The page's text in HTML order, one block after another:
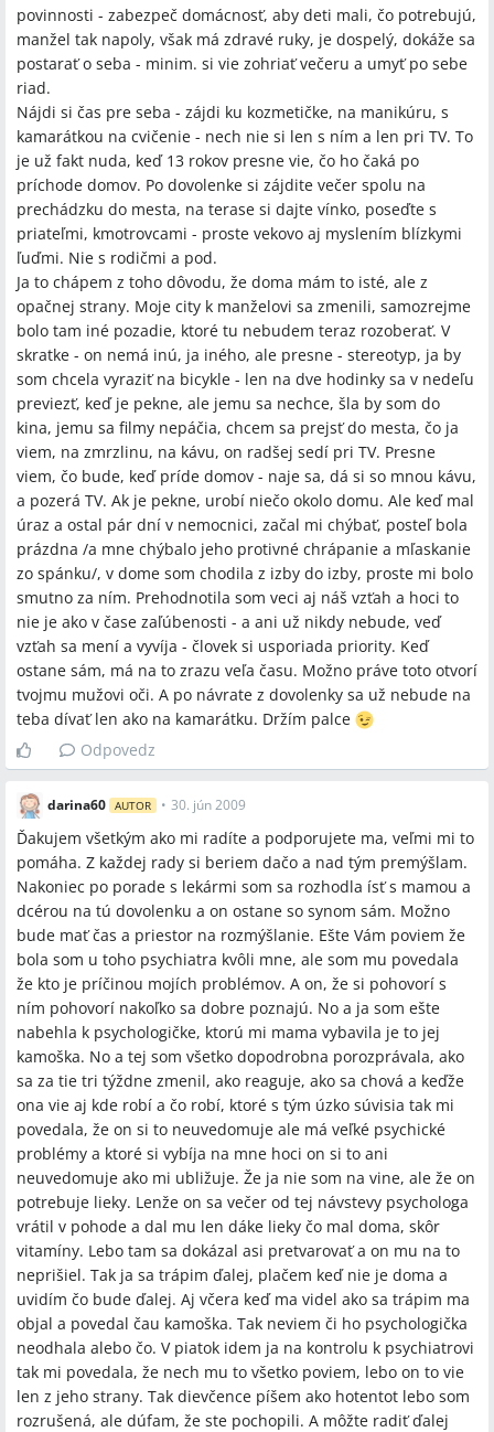
povinnosti - zabezpeč domácnosť, aby deti mali, čo potrebujú,
manžel tak napoly, však má zdravé ruky, je dospelý, dokáže sa
postarať o seba - minim. si vie zohriať večeru a umyť po sebe
riad.
Nájdi si čas pre seba - zájdi ku kozmetičke, na manikúru, s
kamarátkou na cvičenie - nech nie si len s ním a len pri TV. To
je už fakt nuda, keď 13 rokov presne vie, čo ho čaká po
príchode domov. Po dovolenke si zájdite večer spolu na
prechádzku do mesta, na terase si dajte vínko, poseďte s
priateľmi, kmotrovcami - proste vekovo aj myslením blízkymi
ľuďmi. Nie s rodičmi a pod.
Ja to chápem z toho dôvodu, že doma mám to isté, ale z
opačnej strany. Moje city k manželovi sa zmenili, samozrejme
bolo tam iné pozadie, ktoré tu nebudem teraz rozoberať. V
skratke - on nemá inú, ja iného, ale presne - stereotyp, ja by
som chcela vyraziť na bicykle - len na dve hodinky sa v nedeľu
previezť, keď je pekne, ale jemu sa nechce, šla by som do
kina, jemu sa filmy nepáčia, chcem sa prejsť do mesta, čo ja
viem, na zmrzlinu, na kávu, on radšej sedí pri TV. Presne
viem, čo bude, keď príde domov - naje sa, dá si so mnou kávu,
a pozerá TV. Ak je pekne, urobí niečo okolo domu. Ale keď mal
úraz a ostal pár dní v nemocnici, začal mi chýbať, posteľ bola
prázdna /a mne chýbalo jeho protivné chrápanie a mľaskanie
zo spánku/, v dome som chodila z izby do izby, proste mi bolo
smutno za ním. Prehodnotila som veci aj náš vzťah a hoci to
nie je ako v čase zaľúbenosti - a ani už nikdy nebude, veď
vzťah sa mení a vyvíja - človek si usporiada priority. Keď
ostane sám, má na to zrazu veľa času. Možno práve toto otvorí
tvojmu mužovi oči. A po návrate z dovolenky sa už nebude na
teba dívať len ako na kamarátku. Držím palce
Odpovedz
darina60 AUTOR • 30. jún 2009
Ďakujem všetkým ako mi radíte a podporujete ma, veľmi mi to
pomáha. Z každej rady si beriem dačo a nad tým premýšlam.
Nakoniec po porade s lekármi som sa rozhodla ísť s mamou a
dcérou na tú dovolenku a on ostane so synom sám. Možno
bude mať čas a priestor na rozmýšlanie. Ešte Vám poviem že
bola som u toho psychiatra kvôli mne, ale som mu povedala
že kto je príčinou mojích problémov. A on, že si pohovorí s
ním pohovorí nakoľko sa dobre poznajú. No a ja som ešte
nabehla k psychologičke, ktorú mi mama vybavila je to jej
kamoška. No a tej som všetko dopodrobna porozprávala, ako
sa za tie tri týždne zmenil, ako reaguje, ako sa chová a keďže
ona vie aj kde robí a čo robí, ktoré s tým úzko súvisia tak mi
povedala, že on si to neuvedomuje ale má veľké psychické
problémy a ktoré si vybíja na mne hoci on si to ani
neuvedomuje ako mi ubližuje. Že ja nie som na vine, ale že on
potrebuje lieky. Lenže on sa večer od tej návstevy psychologa
vrátil v pohode a dal mu len dáke lieky čo mal doma, skôr
vitamíny. Lebo tam sa dokázal asi pretvarovať a on mu na to
neprišiel. Tak ja sa trápim ďalej, plačem keď nie je doma a
uvidím čo bude ďalej. Aj včera keď ma videl ako sa trápim ma
objal a povedal čau kamoška. Tak neviem či ho psychologička
neodhala alebo čo. V piatok idem ja na kontrolu k psychiatrovi
tak mi povedala, že nech mu to všetko poviem, lebo on to vie
len z jeho strany. Tak dievčence píšem ako hotentot lebo som
rozrušená, ale dúfam, že ste pochopili. A môžte radiť ďalej